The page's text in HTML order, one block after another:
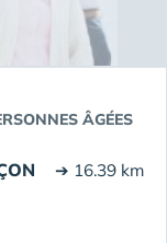
ÂGÉES
➔ 16.39 km